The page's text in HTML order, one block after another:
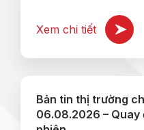
Xem chi tiết
Bản tin thị trường
06.08.2026 – Quay